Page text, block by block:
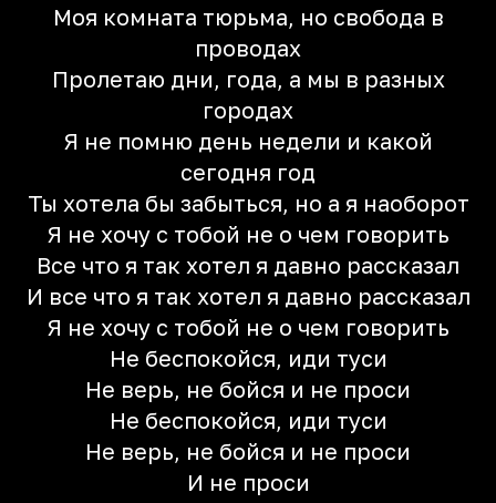
Моя комната тюрьма, но свобода в
проводах
Пролетаю дни, года, а мы в разных
городах
Я не помню день недели и какой
сегодня год
Ты хотела бы забыться, но а я наоборот
Я не хочу с тобой не о чем говорить
Все что я так хотел я давно рассказал
И все что я так хотел я давно рассказал
Я не хочу с тобой не о чем говорить
Не беспокойся, иди туси
Не верь, не бойся и не проси
Не беспокойся, иди туси
Не верь, не бойся и не проси
И не проси